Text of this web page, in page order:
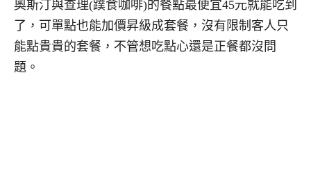
奧斯汀與查理(蹼食咖啡)的餐點最便宜45元就能吃到
了，可單點也能加價昇級成套餐，沒有限制客人只
能點貴貴的套餐，不管想吃點心還是正餐都沒問
題。